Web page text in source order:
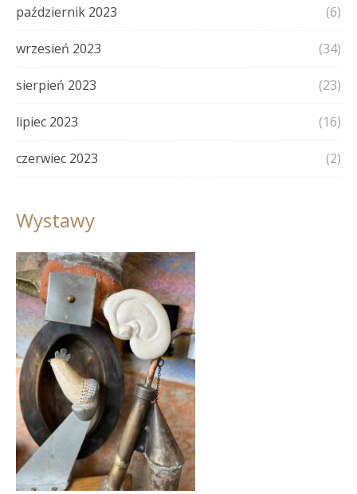
październik 2023 (6)
wrzesień 2023 (34)
sierpień 2023 (23)
lipiec 2023 (16)
czerwiec 2023 (2)
Wystawy